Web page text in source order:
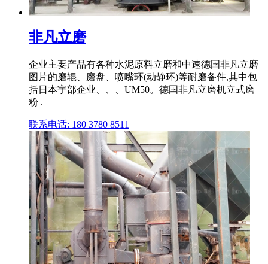
非凡立磨
企业主要产品有各种水泥原料立磨和中速德国非凡立磨
图片的磨辊、磨盘、喷嘴环(动静环)等耐磨备件,其中包
括日本宇部企业、、、UM50。德国非凡立磨机立式磨
粉 .
联系电话: 180 3780 8511